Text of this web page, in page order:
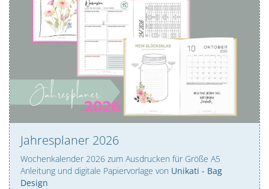
Jahresplaner 2026
Wochenkalender 2026 zum Ausdrucken für Größe A5
Anleitung und digitale Papiervorlage von Unikati - Bag
Design